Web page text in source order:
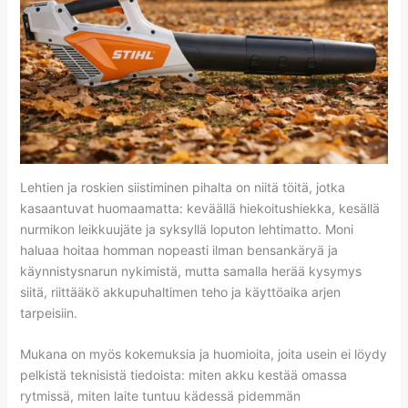
Lehtien ja roskien siistiminen pihalta on niitä töitä, jotka
kasaantuvat huomaamatta: keväällä hiekoitushiekka, kesällä
nurmikon leikkuujäte ja syksyllä loputon lehtimatto. Moni
haluaa hoitaa homman nopeasti ilman bensankäryä ja
käynnistysnarun nykimistä, mutta samalla herää kysymys
siitä, riittääkö akkupuhaltimen teho ja käyttöaika arjen
tarpeisiin.
Mukana on myös kokemuksia ja huomioita, joita usein ei löydy
pelkistä teknisistä tiedoista: miten akku kestää omassa
rytmissä, miten laite tuntuu kädessä pidemmän